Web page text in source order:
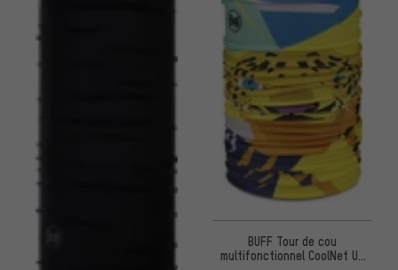
BUFF Tour de cou
multifonctionnel CoolNet UV